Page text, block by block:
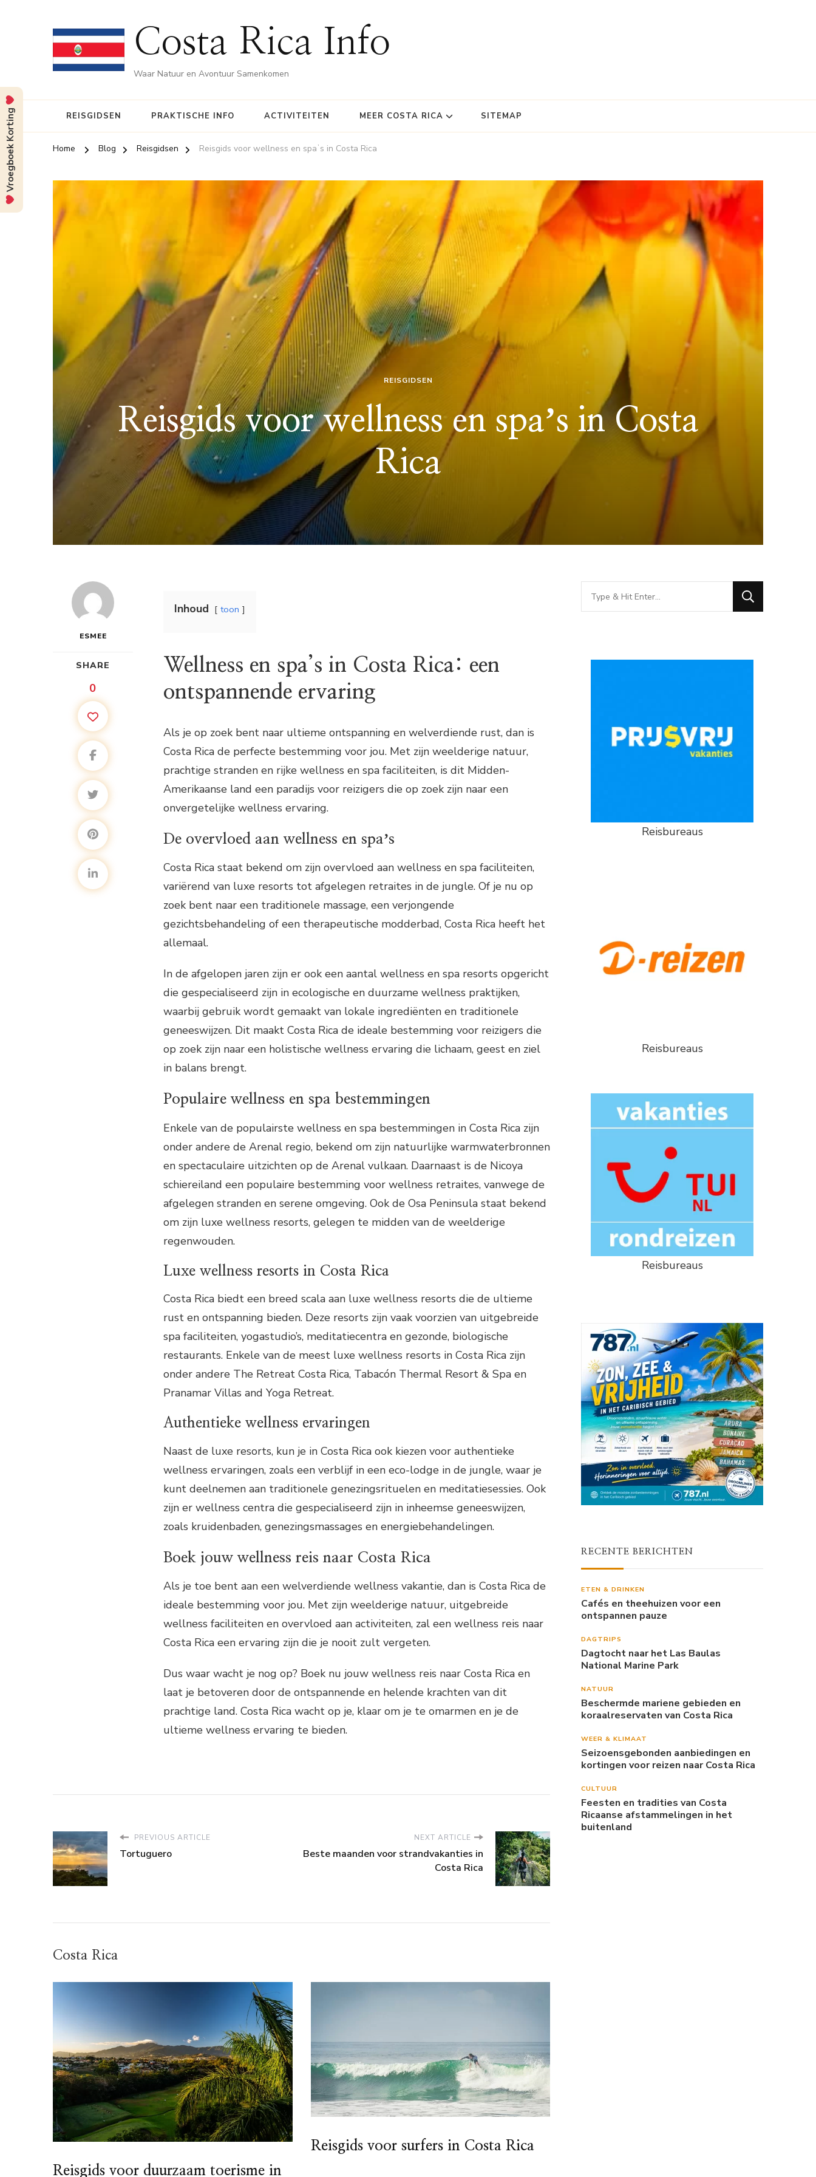
Costa Rica Info
Waar Natuur en Avontuur Samenkomen
REISGIDSEN PRAKTISCHE INFO ACTIVITEITEN MEER COSTA RICA SITEMAP
Home Blog Reisgidsen Reisgids voor wellness en spaʼs in Costa Rica
REISGIDSEN
Reisgids voor wellness en spaʼs in Costa
Rica
ESMEE
SHARE
0
Inhoud toon
Wellness en spa’s in Costa Rica: een
ontspannende ervaring
Als je op zoek bent naar ultieme ontspanning en welverdiende rust, dan is
Costa Rica de perfecte bestemming voor jou. Met zijn weelderige natuur,
prachtige stranden en rijke wellness en spa faciliteiten, is dit Midden-
Amerikaanse land een paradijs voor reizigers die op zoek zijn naar een
onvergetelijke wellness ervaring.
De overvloed aan wellness en spaʼs
Costa Rica staat bekend om zijn overvloed aan wellness en spa faciliteiten,
variërend van luxe resorts tot afgelegen retraites in de jungle. Of je nu op
zoek bent naar een traditionele massage, een verjongende
gezichtsbehandeling of een therapeutische modderbad, Costa Rica heeft het
allemaal.
In de afgelopen jaren zijn er ook een aantal wellness en spa resorts opgericht
die gespecialiseerd zijn in ecologische en duurzame wellness praktijken,
waarbij gebruik wordt gemaakt van lokale ingrediënten en traditionele
geneeswijzen. Dit maakt Costa Rica de ideale bestemming voor reizigers die
op zoek zijn naar een holistische wellness ervaring die lichaam, geest en ziel
in balans brengt.
Populaire wellness en spa bestemmingen
Enkele van de populairste wellness en spa bestemmingen in Costa Rica zijn
onder andere de Arenal regio, bekend om zijn natuurlijke warmwaterbronnen
en spectaculaire uitzichten op de Arenal vulkaan. Daarnaast is de Nicoya
schiereiland een populaire bestemming voor wellness retraites, vanwege de
afgelegen stranden en serene omgeving. Ook de Osa Peninsula staat bekend
om zijn luxe wellness resorts, gelegen te midden van de weelderige
regenwouden.
Luxe wellness resorts in Costa Rica
Costa Rica biedt een breed scala aan luxe wellness resorts die de ultieme
rust en ontspanning bieden. Deze resorts zijn vaak voorzien van uitgebreide
spa faciliteiten, yogastudio’s, meditatiecentra en gezonde, biologische
restaurants. Enkele van de meest luxe wellness resorts in Costa Rica zijn
onder andere The Retreat Costa Rica, Tabacón Thermal Resort & Spa en
Pranamar Villas and Yoga Retreat.
Authentieke wellness ervaringen
Naast de luxe resorts, kun je in Costa Rica ook kiezen voor authentieke
wellness ervaringen, zoals een verblijf in een eco-lodge in de jungle, waar je
kunt deelnemen aan traditionele genezingsrituelen en meditatiesessies. Ook
zijn er wellness centra die gespecialiseerd zijn in inheemse geneeswijzen,
zoals kruidenbaden, genezingsmassages en energiebehandelingen.
Boek jouw wellness reis naar Costa Rica
Als je toe bent aan een welverdiende wellness vakantie, dan is Costa Rica de
ideale bestemming voor jou. Met zijn weelderige natuur, uitgebreide
wellness faciliteiten en overvloed aan activiteiten, zal een wellness reis naar
Costa Rica een ervaring zijn die je nooit zult vergeten.
Dus waar wacht je nog op? Boek nu jouw wellness reis naar Costa Rica en
laat je betoveren door de ontspannende en helende krachten van dit
prachtige land. Costa Rica wacht op je, klaar om je te omarmen en je de
ultieme wellness ervaring te bieden.
PREVIOUS ARTICLE
Tortuguero
NEXT ARTICLE
Beste maanden voor strandvakanties in
Costa Rica
Costa Rica
Reisgids voor duurzaam toerisme in
Reisgids voor surfers in Costa Rica
Looking
for
Reisbureaus
Reisbureaus
Reisbureaus
RECENTE BERICHTEN
ETEN & DRINKEN
Cafés en theehuizen voor een
ontspannen pauze
DAGTRIPS
Dagtocht naar het Las Baulas
National Marine Park
NATUUR
Beschermde mariene gebieden en
koraalreservaten van Costa Rica
WEER & KLIMAAT
Seizoensgebonden aanbiedingen en
kortingen voor reizen naar Costa Rica
CULTUUR
Feesten en tradities van Costa
Ricaanse afstammelingen in het
buitenland
Vroegboek Korting